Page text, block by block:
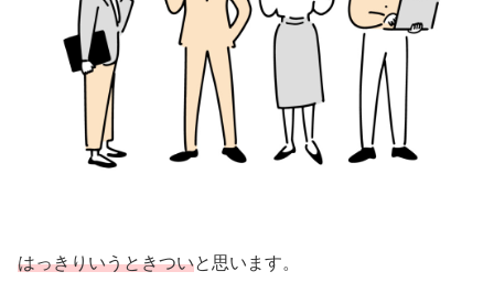
はっきりいうときついと思います。